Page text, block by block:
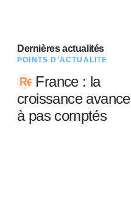
Dernières actualités
POINTS D’ACTUALITÉ
France : la
croissance avance
à pas comptés